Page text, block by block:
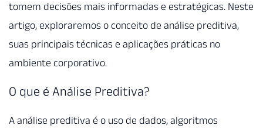
tomem decisões mais informadas e estratégicas. Neste
artigo, exploraremos o conceito de análise preditiva,
suas principais técnicas e aplicações práticas no
ambiente corporativo.
O que é Análise Preditiva?
A análise preditiva é o uso de dados, algoritmos